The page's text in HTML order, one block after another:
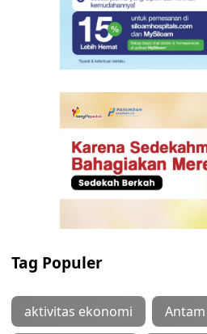
Tag Populer
aktivitas ekonomi Antam